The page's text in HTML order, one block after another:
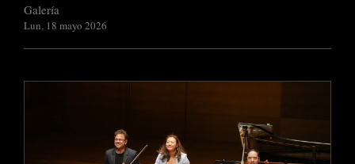
Galería
Lun, 18 mayo 2026